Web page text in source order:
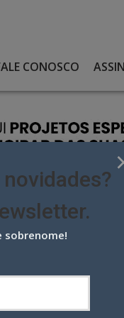
CONOSCO
negócios:
sobrenome!